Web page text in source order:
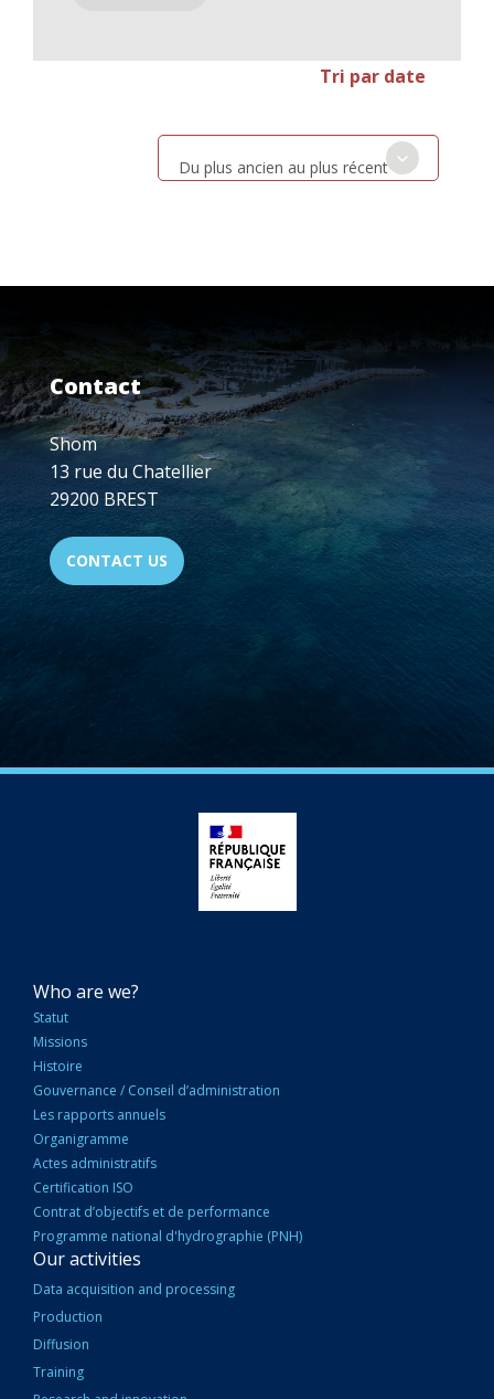
Tri par date
Du plus ancien au plus récent
Contact
Shom
13 rue du Chatellier
29200 BREST
CONTACT US
NAVIGATION
PRINCIPALE
Who are we?
Statut
Missions
Histoire
Gouvernance / Conseil d’administration
Les rapports annuels
Organigramme
Actes administratifs
Certification ISO
Contrat d’objectifs et de performance
Programme national d'hydrographie (PNH)
Our activities
Data acquisition and processing
Production
Diffusion
Training